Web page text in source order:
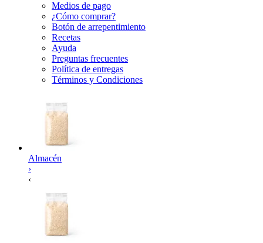
Medios de pago
¿Cómo comprar?
Botón de arrepentimiento
Recetas
Ayuda
Preguntas frecuentes
Política de entregas
Términos y Condiciones
Almacén
›
‹